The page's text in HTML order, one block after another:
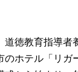
道徳教育指導者
のホテル「リガ